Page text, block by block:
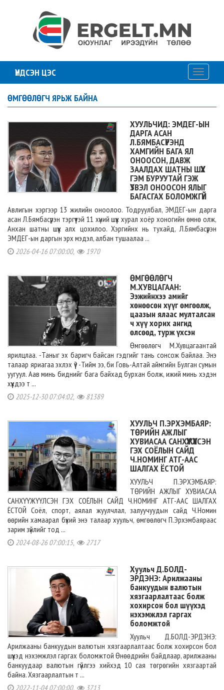
ҮНДСЭН ЦЭС
Toggle
ӨМГӨӨЛӨГЧ ЯРЬЖ БАЙНА
ХУУЛЬЧИД: ЭМДЕГ-ЫН
ДАРГА АСАН
Л.БЯМБАСҮРЭНД
ХАМГИЙН БАГА ЯЛ
ОНООСОН, ДАВЖ
ЗААЛДАХ ШАТНЫ ШҮҮХ
ГЭМ БУРУУТАЙ ГЭЖ
ҮЗВЭЛ ОНООСОН ЯЛЫГ
БАГАСГАХ БОЛОМЖГҮЙ
Авлигын хэргээр 13 жилийн оноолоо. Тодруулбал, ЭМДЕГ-ын дарга
асан Л.Бямбасүрэн тэргүүтэй 11 хүний шүүх хурал хоёр хоногийн өмнө олж,
Анхан шатны шүүх алх цохилоо. Хэргийнх нь тухайд, Л.Бямбасүрэн
ЭМДЕГ-ын даргын эрх мэдэл, албан тушаалаа ...
2026-04-16 07:00:00, 1970
ӨМГӨӨЛӨГЧ
М.ХУВЦАГААН:
Ээжийнхээ амийг
хөнөөсөн хүүг өмгөөлж,
цаазын ялаас мулталсан
ч хүү хорих ангид
өлсөөд, турж үхсэн
Өмгөөлөгч М.Хувцагаантай
ярилцлаа. -Таныг эх баригч байсан гэдгийг тань сонсож байлаа. Энэ
талаар яриагаа эхлэх үү? -Тийм ээ, би Говь-Алтай аймгийн Булган сумын
уугуул. Аав минь биднийг бага байхад бурхан болж, ижий минь хэдэн
хүүхдээ т ...
2025-12-30 07:04:02, 81389
ХУУЛЬЧ П.ЭРХЭМБАЯР:
ТӨРИЙН АЖЛЫГ
ХУВИАСАА САНХҮҮЖҮҮЛСЭН
ГЭХ СОЁЛЫН САЙД
Ч.НОМИНГ АТГ-ААС
ШАЛГАХ ЁСТОЙ
ХУУЛЬЧ П.ЭРХЭМБАЯР:
ТӨРИЙН АЖЛЫГ ХУВИАСАА
САНХҮҮЖҮҮЛСЭН ГЭХ СОЁЛЫН САЙД Ч.НОМИНГ АТГ-ААС ШАЛГАХ
ЁСТОЙ Соёл, спорт, аялал жуулчлал, залуучуудын сайд Ч.Номин
өөрийн хамаарал бүхий энэ талаар хуульч, өмгөөлөгч П.Эрхэмбаяраас
зарим зүйлийг тод ...
2024-08-26 07:00:15, 2717
Хуульч Д.БОЛД-
ЭРДЭНЭ: Арилжааны
банкуудын валютын
хязгаарлалтаас болж
хохирсон бол шүүхэд
нэхэмжлэл гаргах
боломжтой
Хуульч Д.БОЛД-ЭРДЭНЭ:
Арилжааны банкуудын валютын хязгаарлалтаас болж хохирсон бол
шүүхэд нэхэмжлэл гаргах боломжтой Өнөөдрийн байдлаар, арилжааны
банкуудаар валютын гүйлгээ хийхэд 10 сая төгрөгийн хязгаартай
байна. Хязгаарлалтын т ...
2022-11-04 07:00:00, 3713